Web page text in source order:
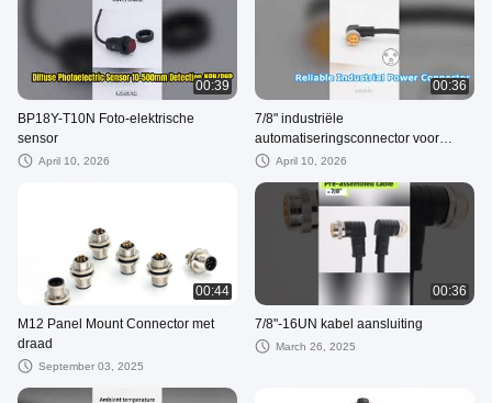
00:39
BP18Y-T10N Foto-elektrische
sensor
April 10, 2026
00:36
7/8" industriële
automatiseringsconnector voor
stroomaansluiting
April 10, 2026
00:44
M12 Panel Mount Connector met
draad
September 03, 2025
00:36
7/8"-16UN kabel aansluiting
March 26, 2025